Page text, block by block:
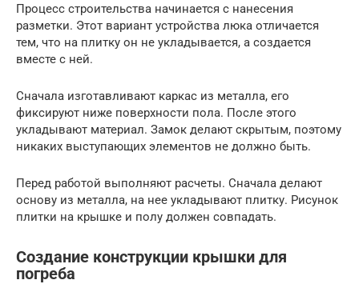
Процесс строительства начинается с нанесения
разметки. Этот вариант устройства люка отличается
тем, что на плитку он не укладывается, а создается
вместе с ней.
Сначала изготавливают каркас из металла, его
фиксируют ниже поверхности пола. После этого
укладывают материал. Замок делают скрытым, поэтому
никаких выступающих элементов не должно быть.
Перед работой выполняют расчеты. Сначала делают
основу из металла, на нее укладывают плитку. Рисунок
плитки на крышке и полу должен совпадать.
Создание конструкции крышки для
погреба